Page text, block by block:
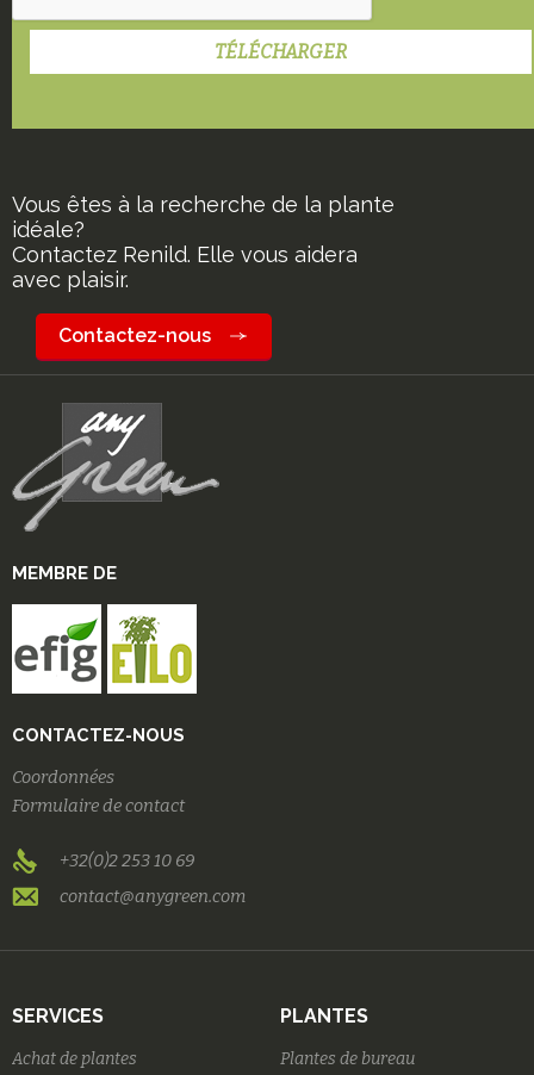
Vous êtes à la recherche de la plante
idéale?
Contactez Renild. Elle vous aidera
avec plaisir.
Contactez-nous
MEMBRE DE
CONTACTEZ-NOUS
Coordonnées
Formulaire de contact
+32(0)2 253 10 69
contact@anygreen.com
SERVICES
Achat de plantes
PLANTES
Plantes de bureau